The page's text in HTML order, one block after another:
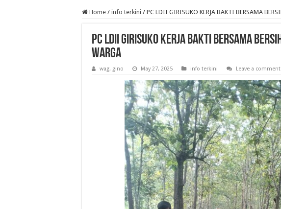
Home / info terkini / PC LDII GIRISUKO KERJA BAKTI BERSAMA
PC LDII GIRISUKO KERJA BAKTI BERSAMA
WARGA
wag. gino May 27, 2025 info terkini Leave a comment